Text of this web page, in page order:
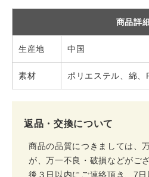
商品詳
生産地 中国
素材 ポリエステル、綿、
返品・交換について
商品の品質につきましては、
が、万一不良・破損などがご
後３日以内にご連絡頂き、7日